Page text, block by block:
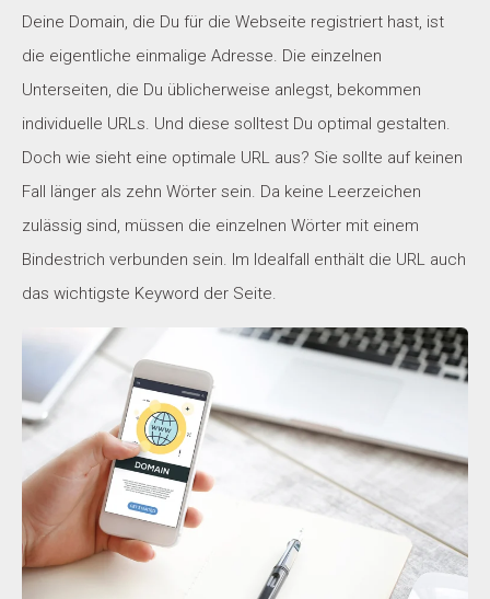
Deine Domain, die Du für die Webseite registriert hast, ist
die eigentliche einmalige Adresse. Die einzelnen
Unterseiten, die Du üblicherweise anlegst, bekommen
individuelle URLs. Und diese solltest Du optimal gestalten.
Doch wie sieht eine optimale URL aus? Sie sollte auf keinen
Fall länger als zehn Wörter sein. Da keine Leerzeichen
zulässig sind, müssen die einzelnen Wörter mit einem
Bindestrich verbunden sein. Im Idealfall enthält die URL auch
das wichtigste Keyword der Seite.